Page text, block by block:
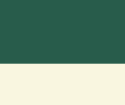
können.